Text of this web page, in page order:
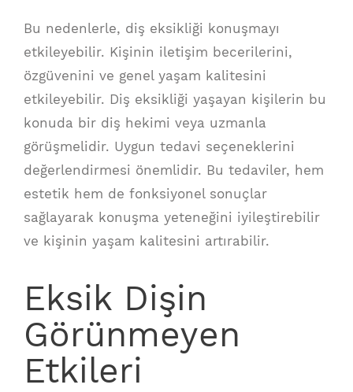
Bu nedenlerle, diş eksikliği konuşmayı
etkileyebilir. Kişinin iletişim becerilerini,
özgüvenini ve genel yaşam kalitesini
etkileyebilir. Diş eksikliği yaşayan kişilerin bu
konuda bir diş hekimi veya uzmanla
görüşmelidir. Uygun tedavi seçeneklerini
değerlendirmesi önemlidir. Bu tedaviler, hem
estetik hem de fonksiyonel sonuçlar
sağlayarak konuşma yeteneğini iyileştirebilir
ve kişinin yaşam kalitesini artırabilir.
Eksik Dişin
Görünmeyen
Etkileri